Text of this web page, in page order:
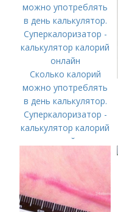
Сколько калорий
можно употреблять
в день калькулятор.
Суперкалоризатор -
калькулятор калорий
онлайн